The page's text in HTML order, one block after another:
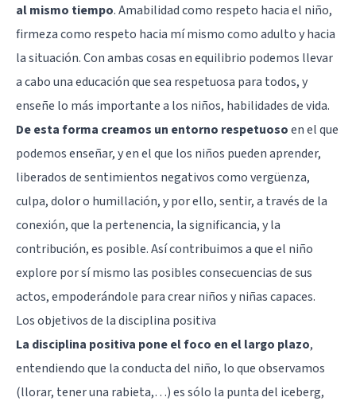
al mismo tiempo. Amabilidad como respeto hacia el niño,
firmeza como respeto hacia mí mismo como adulto y hacia
la situación. Con ambas cosas en equilibrio podemos llevar
a cabo una educación que sea respetuosa para todos, y
enseñe lo más importante a los niños, habilidades de vida.
De esta forma creamos un entorno respetuosoen el que
podemos enseñar, y en el que los niños pueden aprender,
liberados de sentimientos negativos como vergüenza,
culpa, dolor o humillación, y por ello, sentir, a través de la
conexión, que la pertenencia, la significancia, y la
contribución, es posible. Así contribuimos a que el niño
explore por sí mismo las posibles consecuencias de sus
actos, empoderándole para crear niños y niñas capaces.
Los objetivos de la disciplina positiva
La disciplina positiva pone el foco en el largo plazo,
entendiendo que la conducta del niño, lo que observamos
(llorar, tener una rabieta,…) es sólo la punta del iceberg,